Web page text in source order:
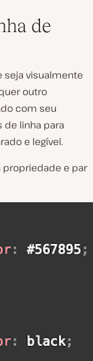
de
seja visualmente
outro
com seu
de linha para
e legível.
e par